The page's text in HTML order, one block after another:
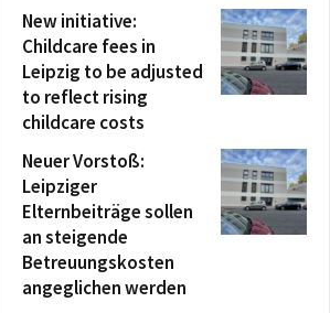
New initiative:
Childcare fees in
Leipzig to be adjusted
to reflect rising
childcare costs
Neuer Vorstoß:
Leipziger
Elternbeiträge sollen
an steigende
Betreuungskosten
angeglichen werden